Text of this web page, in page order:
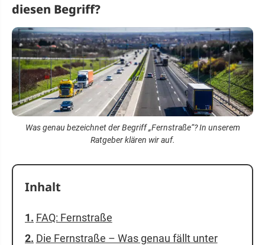
diesen Begriff?
Was genau bezeichnet der Begriff „Fernstraße“? In unserem
Ratgeber klären wir auf.
Inhalt
FAQ: Fernstraße
Die Fernstraße – Was genau fällt unter